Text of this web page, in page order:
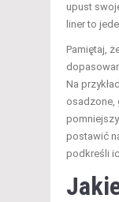
upust
liner to
Pamiętaj,
Na
osadzone,
postawić
podkreśli